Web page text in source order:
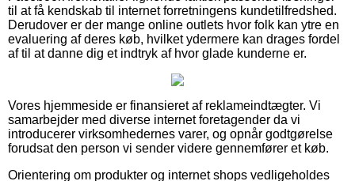
til at få kendskab til internet forretningens kundetilfredshed.
Derudover er der mange online outlets hvor folk kan ytre en
evaluering af deres køb, hvilket ydermere kan drages fordel
af til at danne dig et indtryk af hvor glade kunderne er.
Vores hjemmeside er finansieret af reklameindtægter. Vi
samarbejder med diverse internet foretagender da vi
introducerer virksomhedernes varer, og opnår godtgørelse
forudsat den person vi sender videre gennemfører et køb.
Orientering om produkter og internet shops vedligeholdes